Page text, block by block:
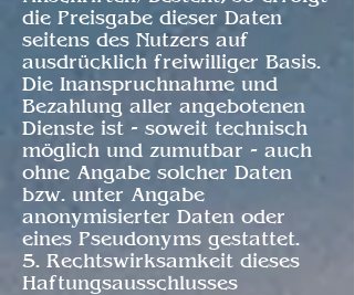
die Preisgabe dieser Daten
seitens des Nutzers auf
ausdrücklich freiwilliger Basis.
Die Inanspruchnahme und
Bezahlung aller angebotenen
Dienste ist - soweit technisch
möglich und zumutbar - auch
ohne Angabe solcher Daten
bzw. unter Angabe
anonymisierter Daten oder
eines Pseudonyms gestattet.
5. Rechtswirksamkeit dieses
Haftungsausschlusses